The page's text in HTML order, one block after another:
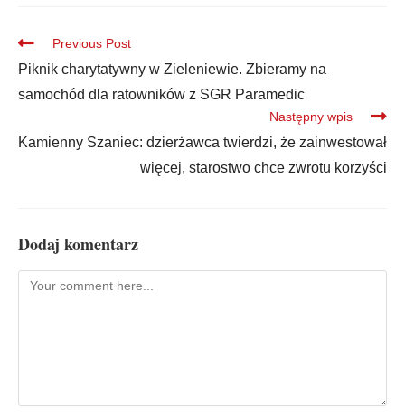
Previous Post
Piknik charytatywny w Zieleniewie. Zbieramy na
samochód dla ratowników z SGR Paramedic
Następny wpis
Kamienny Szaniec: dzierżawca twierdzi, że zainwestował
więcej, starostwo chce zwrotu korzyści
Dodaj komentarz